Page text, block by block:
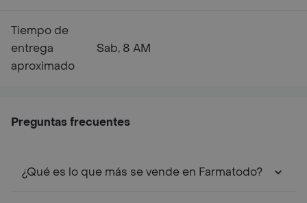
Tiempo de
entrega
aproximado
Sab, 8 AM
Preguntas frecuentes
¿Qué es lo que más se vende en Farmatodo?